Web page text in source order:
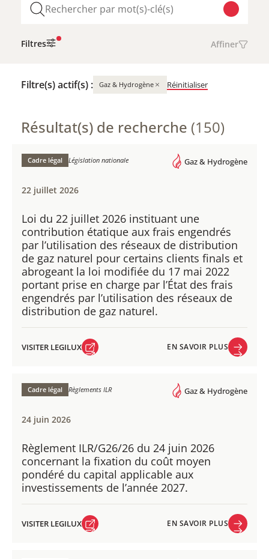
Filtres Affiner
Filtre(s) actif(s) : Gaz & Hydrogène × Réinitialiser
Résultat(s) de recherche (150)
Cadre légal Législation nationale Gaz & Hydrogène
22 juillet 2026
Loi du 22 juillet 2026 instituant une
contribution étatique aux frais engendrés
par l’utilisation des réseaux de distribution
de gaz naturel pour certains clients finals et
abrogeant la loi modifiée du 17 mai 2022
portant prise en charge par l’État des frais
engendrés par l’utilisation des réseaux de
distribution de gaz naturel.
VISITER LEGILUX
EN SAVOIR PLUS
Cadre légal Règlements ILR Gaz & Hydrogène
24 juin 2026
Règlement ILR/G26/26 du 24 juin 2026
concernant la fixation du coût moyen
pondéré du capital applicable aux
investissements de l’année 2027.
VISITER LEGILUX
EN SAVOIR PLUS